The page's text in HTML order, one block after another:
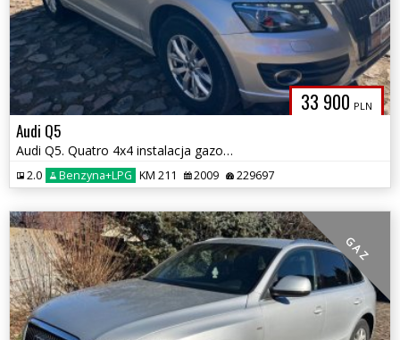
33 900 PLN
Audi Q5
Audi Q5. Quatro 4x4 instalacja gazowa możliwa zamiana
2.0 Benzyna+LPG KM 211 2009 229697
G A Z